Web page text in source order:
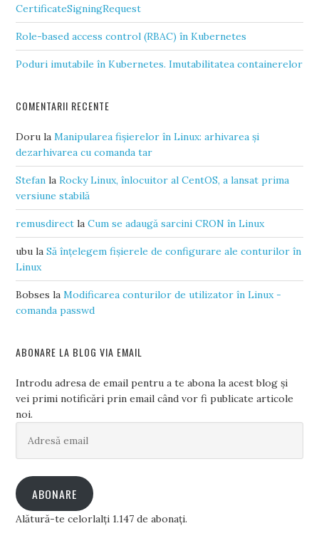
CertificateSigningRequest
Role-based access control (RBAC) în Kubernetes
Poduri imutabile în Kubernetes. Imutabilitatea containerelor
COMENTARII RECENTE
Doru laManipularea fișierelor în Linux: arhivarea și
dezarhivarea cu comanda tar
Stefan laRocky Linux, înlocuitor al CentOS, a lansat prima
versiune stabilă
remusdirect laCum se adaugă sarcini CRON în Linux
ubu laSă înțelegem fișierele de configurare ale conturilor în
Linux
Bobses laModificarea conturilor de utilizator în Linux -
comanda passwd
ABONARE LA BLOG VIA EMAIL
Introdu adresa de email pentru a te abona la acest blog și
vei primi notificări prin email când vor fi publicate articole
noi.
email
ABONARE
Alătură-te celorlalți 1.147 de abonați.